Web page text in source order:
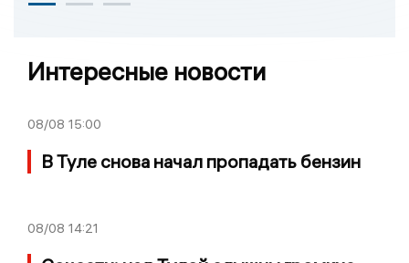
Интересные новости
08/08 15:00
В Туле снова начал пропадать бензин
08/08 14:21